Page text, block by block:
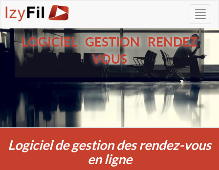
LOGICIEL GESTION RENDEZ
VOUS
Logiciel de gestion des rendez-vous
en ligne